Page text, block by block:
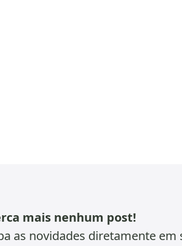
mais nenhum post!
as novidades diretamente em